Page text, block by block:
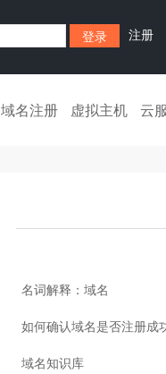
注册
域名注册 虚拟主机 云
名词解释：域名
如何确认域名是否注册成
域名知识库